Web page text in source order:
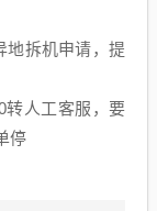
地拆机申请，提
转人工客服，要
停